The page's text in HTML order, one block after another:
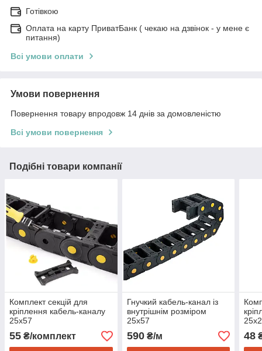
Готівкою
Оплата на карту ПриватБанк ( чекаю на дзвінок - у мене є
питання)
Всі умови оплати
Умови повернення
Повернення товару впродовж 14 днів за домовленістю
Всі умови повернення
Подібні товари компанії
Комплект секцій для
кріплення кабель-каналу
25х57
55 ₴/комплект
Гнучкий кабель-канал із
внутрішнім розміром
25х57
590₴/м 48